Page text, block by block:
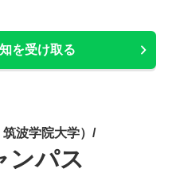
を受け取る
筑波学院大学）/
ンパス